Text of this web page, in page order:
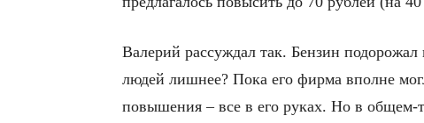
Валерий рассуждал так. Бензин
людей лишнее? Пока его фирма вполне
повышения – все в его руках. Но в общем-